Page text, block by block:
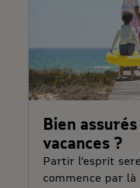
Bien
vacances ?
Partir l'esprit
commence par là